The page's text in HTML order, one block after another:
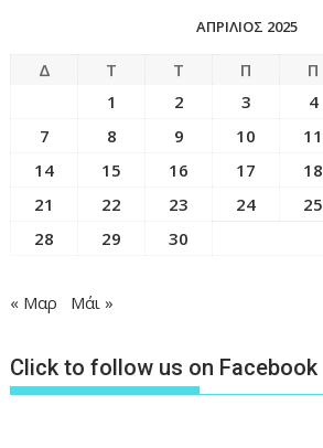
ΑΠΡΊΛΙΟΣ 2025
Δ Τ Τ Π Π
1
2 3 4
7
8 9 10 11
14
15 16 17 18
21
22 23 24 25
28
29 30
« Μαρ Μάι »
Click to follow us on Facebook